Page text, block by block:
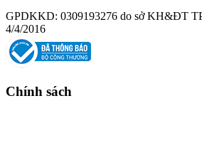
GPDKKD: 0309193276 do sở KH&ĐT
4/4/2016
Chính sách